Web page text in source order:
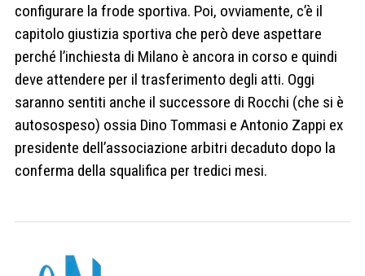
configurare la frode sportiva. Poi, ovviamente, c’è il
capitolo giustizia sportiva che però deve aspettare
perché l’inchiesta di Milano è ancora in corso e quindi
deve attendere per il trasferimento degli atti. Oggi
saranno sentiti anche il successore di Rocchi (che si è
autosospeso) ossia Dino Tommasi e Antonio Zappi ex
presidente dell’associazione arbitri decaduto dopo la
conferma della squalifica per tredici mesi.